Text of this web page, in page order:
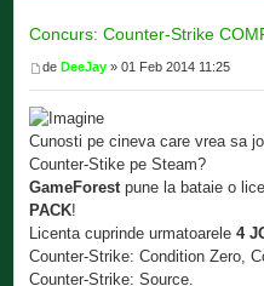
Concurs: Counter-Strike
deDeeJay » 01 Feb 2014 11:25
Cunosti pe cineva care vrea sa
Counter-Stike pe Steam?
GameForest pune la bataie o
PACK!
Licenta cuprinde urmatoarele4
Counter-Strike: Condition Zero,
Counter-Strike: Source.